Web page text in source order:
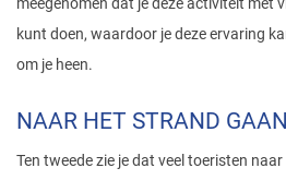
meegenomen dat je deze activiteit met
kunt doen, waardoor je deze ervaring
om je heen.
NAAR HET STRAND GAAN
Ten tweede zie je dat veel toeristen